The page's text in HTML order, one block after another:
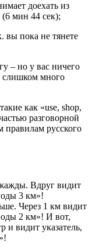
доехать из
(6 мин 44 сек);
пока не тянете
– но у вас ничего
слишком много
как «use, shop,
разговорной
правилам русского
Вдруг видит
3 км»!
Через 1 км видит
2 км»! И вот,
и видит указатель,